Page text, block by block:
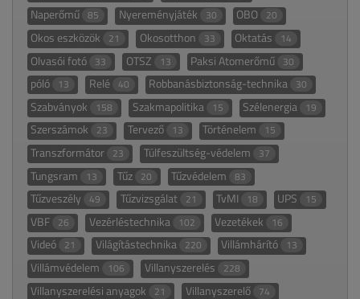
Naperőmű 85 Nyereményjáték 30 OBO 20
Okos eszközök 21 Okosotthon 33 Oktatás 14
Olvasói fotó 33 OTSZ 13 Paksi Atomerőmű 30
póló 13 Relé 40 Robbanásbiztonság-technika 30
Szabványok 158 Szakmapolitika 15 Szélenergia 19
Szerszámok 23 Tervező 13 Történelem 15
Transzformátor 23 Túlfeszültség-védelem 37
Tungsram 13 Tűz 20 Tűzvédelem 83
Tűzveszély 49 Tűzvizsgálat 21 TvMI 18 UPS 15
VBF 26 Vezérléstechnika 102 Vezetékek 16
Videó 21 Világítástechnika 220 Villámhárító 13
Villámvédelem 106 Villanyszerelés 228
Villanyszerelési anyagok 21 Villanyszerelő 74